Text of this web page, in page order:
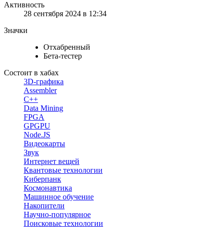
Активность
28 сентября 2024 в 12:34
Значки
Отхабренный
Бета-тестер
Состоит в хабах
3D-графика
Assembler
C++
Data Mining
FPGA
GPGPU
Node.JS
Видеокарты
Звук
Интернет вещей
Квантовые технологии
Киберпанк
Космонавтика
Машинное обучение
Накопители
Научно-популярное
Поисковые технологии